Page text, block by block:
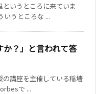
いうところに来ていま
いうところな ...
か？」と言われて答
の講座を主催している稲墻
で ...